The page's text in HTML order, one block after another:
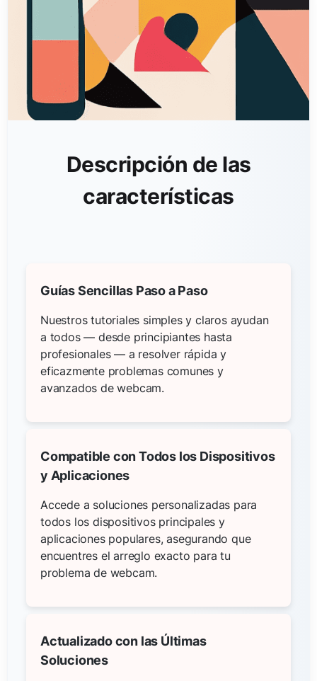
Descripción de las
características
Guías Sencillas Paso a Paso
Nuestros tutoriales simples y claros ayudan
a todos — desde principiantes hasta
profesionales — a resolver rápida y
eficazmente problemas comunes y
avanzados de webcam.
Compatible con Todos los Dispositivos
y Aplicaciones
Accede a soluciones personalizadas para
todos los dispositivos principales y
aplicaciones populares, asegurando que
encuentres el arreglo exacto para tu
problema de webcam.
Actualizado con las Últimas
Soluciones